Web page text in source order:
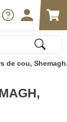
de cou,